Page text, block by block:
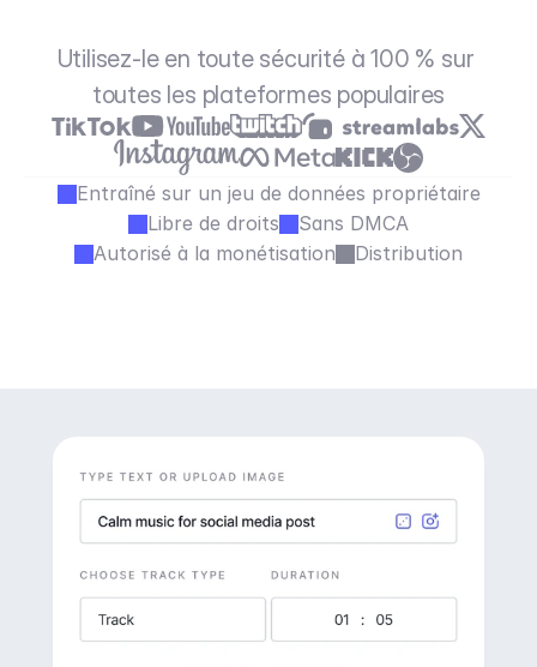
Utilisez-le en toute sécurité à 100 % sur
toutes les plateformes populaires
Entraîné sur un jeu de données propriétaire
Libre de droits
Sans DMCA
Autorisé à la monétisation
Distribution